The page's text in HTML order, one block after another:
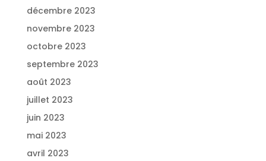
décembre 2023
novembre 2023
octobre 2023
septembre 2023
août 2023
juillet 2023
juin 2023
mai 2023
avril 2023